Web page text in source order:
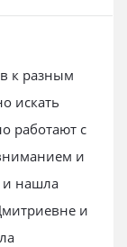
к разным
искать
работают с
и
и нашла
и